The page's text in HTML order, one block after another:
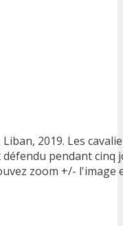
Liban, 2019. Les
défendu pendant cinq
zoom +/-